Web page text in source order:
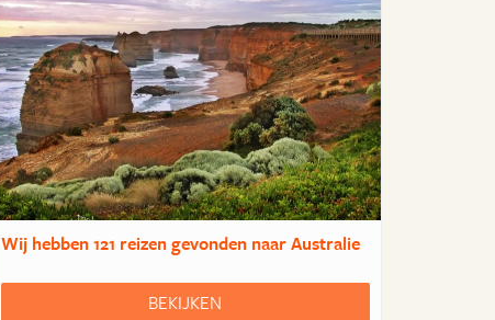
Wij hebben121 reizengevonden naar Australie
BEKIJKEN